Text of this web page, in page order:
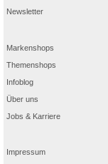
Newsletter
Markenshops
Themenshops
Infoblog
Über uns
Jobs & Karriere
Impressum